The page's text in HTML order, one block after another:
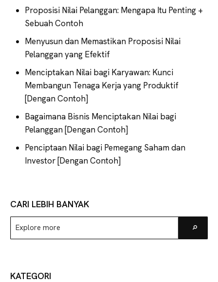
Proposisi Nilai Pelanggan: Mengapa Itu Penting +
Sebuah Contoh
Menyusun dan Memastikan Proposisi Nilai
Pelanggan yang Efektif
Menciptakan Nilai bagi Karyawan: Kunci
Membangun Tenaga Kerja yang Produktif
[Dengan Contoh]
Bagaimana Bisnis Menciptakan Nilai bagi
Pelanggan [Dengan Contoh]
Penciptaan Nilai bagi Pemegang Saham dan
Investor [Dengan Contoh]
CARI LEBIH BANYAK
Explore
more
KATEGORI